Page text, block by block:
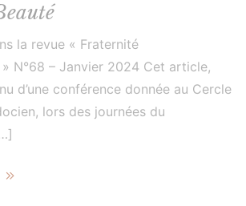
la revue « Fraternité
N°68 – Janvier 2024 Cet article,
d’une conférence donnée au Cercle
lors des journées du